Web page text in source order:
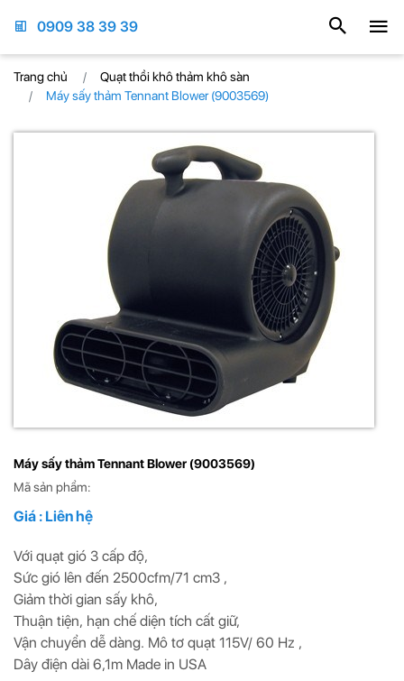
0909 38 39 39
Trang chủ
Quạt thồi khô thảm khô sàn
Máy sấy thảm Tennant Blower (9003569)
Máy sấy thảm Tennant Blower (9003569)
Mã sản phẩm:
Giá : Liên hệ
Với quạt gió 3 cấp độ,
Sức gió lên đến 2500cfm/71 cm3 ,
Giảm thời gian sấy khô,
Thuận tiện, hạn chế diện tích cất giữ,
Vận chuyển dễ dàng. Mô tơ quạt 115V/ 60 Hz ,
Dây điện dài 6,1m Made in USA